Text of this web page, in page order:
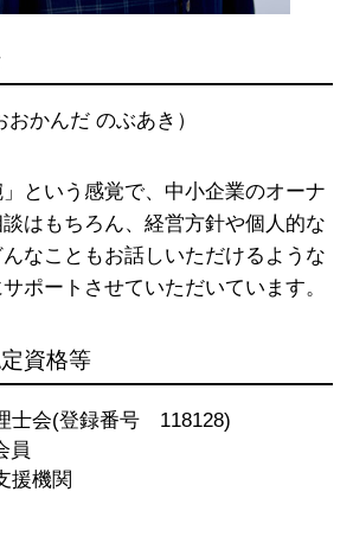
かんだ のぶあき）
という感覚で、中小企業のオーナ
はもちろん、経営方針や個人的な
なこともお話しいただけるような
ポートさせていただいています。
資格等
士会(登録番号 118128)
員
援機関